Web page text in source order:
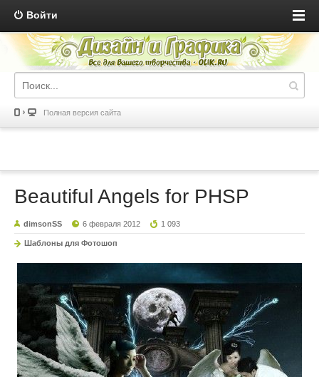
Войти
Полная версия сайта
Beautiful Angels for PHSP
dimsonSS 6 февраля 2012 1 093
Шаблоны для Фотошоп